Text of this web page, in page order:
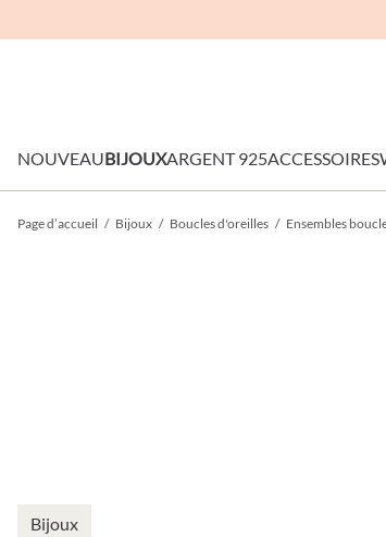
NOUVEAUBIJOUXARGENT 925ACCESSOIRES
Page d’accueil / Bijoux / Boucles d'oreilles / Ensembles
Bijoux